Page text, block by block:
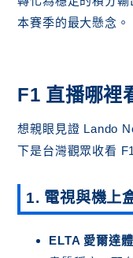
本賽季的最大懸念。
F1 直播哪裡
想親眼見證 Lando
下是台灣觀眾收看
1. 電視與機上
ELTA 愛爾達